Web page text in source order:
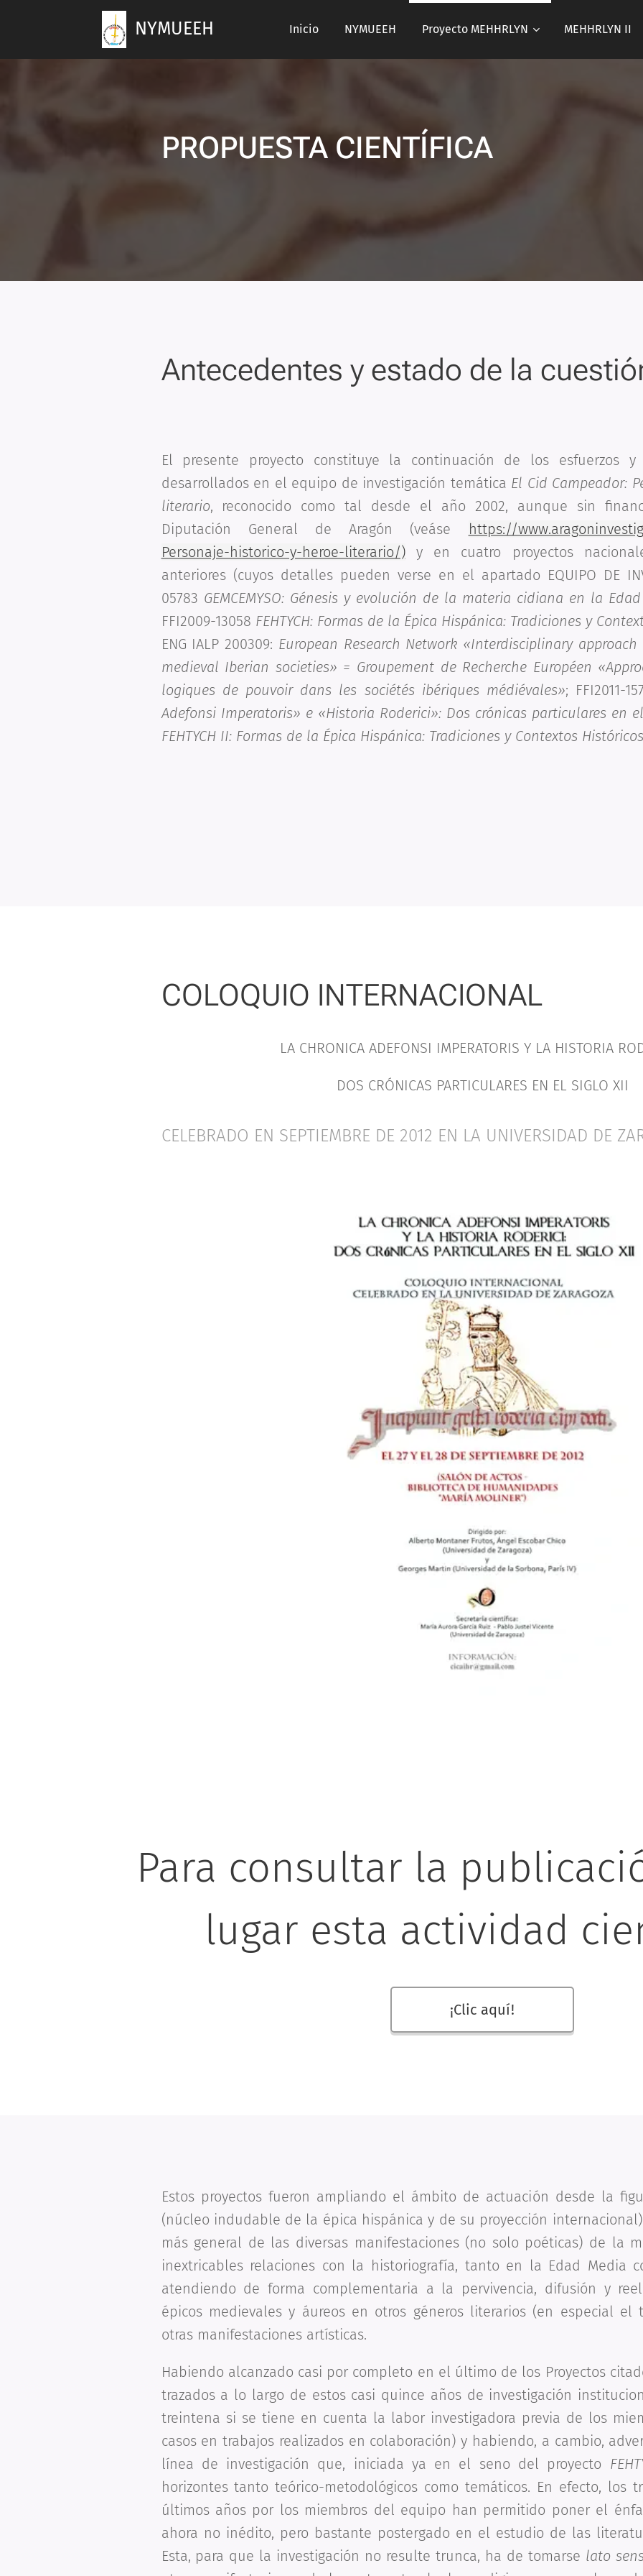
NYMUEEH Inicio NYMUEEH Proyecto MEHHRLYN MEHHRLYN II
PROPUESTA CIENTÍFICA
Antecedentes y estado de la
El presente proyecto constituye la continuación de los esfuerzos y
desarrollados en el equipo de investigación temática El Cid Campeador:
literario, reconocido como tal desde el año 2002, aunque sin
Diputación General de Aragón (veáse
https://
Personaje-historico-y-heroe-literario/)y en cuatro proyectos
anteriores (cuyos detalles pueden verse en el apartado EQUIPO DE
05783 GEMCEMYSO: Génesis y evolución de la materia cidiana en la
FFI2009-13058 FEHTYCH: Formas de la Épica Hispánica: Tradiciones y
ENG IALP 200309: European Research Network «Interdisciplinary
medieval Iberian societies» = Groupement de Recherche Européen
logiques de pouvoir dans les sociétés ibériques médiévales»; FFI2011-
Adefonsi Imperatoris» e «Historia Roderici»: Dos crónicas particulares en
FEHTYCH II: Formas de la Épica Hispánica: Tradiciones y Contextos
COLOQUIO INTERNACIONAL
LA CHRONICA ADEFONSI IMPERATORIS Y LA HISTORIA
DOS CRÓNICAS PARTICULARES EN EL SIGLO XII
CELEBRADO EN SEPTIEMBRE DE 2012 EN LA UNIVERSIDAD DE
Para consultar la
lugar esta actividad
¡Clic aquí!
Estos proyectos fueron ampliando el ámbito de actuación desde la
(núcleo indudable de la épica hispánica y de su proyección
más general de las diversas manifestaciones (no solo poéticas) de la
inextricables relaciones con la historiografía, tanto en la Edad Media
atendiendo de forma complementaria a la pervivencia, difusión y
épicos medievales y áureos en otros géneros literarios (en especial el
otras manifestaciones artísticas.
Habiendo alcanzado casi por completo en el último de los Proyectos
trazados a lo largo de estos casi quince años de investigación
treintena si se tiene en cuenta la labor investigadora previa de los
casos en trabajos realizados en colaboración) y habiendo, a cambio,
línea de investigación que, iniciada ya en el seno del proyecto
horizontes tanto teórico-metodológicos como temáticos. En efecto, los
últimos años por los miembros del equipo han permitido poner el
ahora no inédito, pero bastante postergado en el estudio de las
Esta, para que la investigación no resulte trunca, ha de tomarse lato